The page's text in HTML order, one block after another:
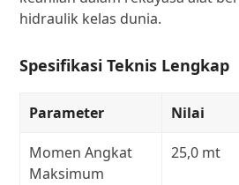
hidraulik kelas dunia.
Spesifikasi Teknis Lengkap
Parameter Nilai
Momen Angkat
Maksimum
25,0 mt